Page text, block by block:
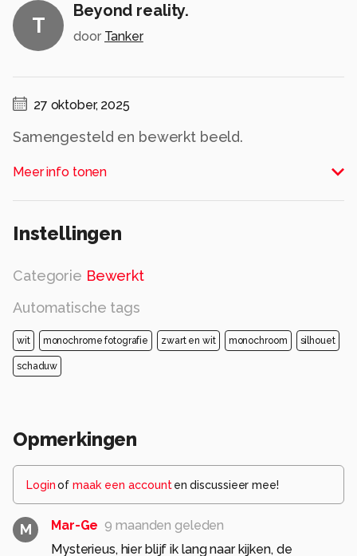
T
Beyond reality.
door Tanker
27 oktober, 2025
Samengesteld en bewerkt beeld.
Alle rechten voorbehouden
Meer info tonen
Instellingen
Categorie Bewerkt
Automatische tags
wit monochrome fotografie zwart en wit monochroom silhouet
schaduw
Opmerkingen
Loginof maak een account en discussieer mee!
M Mar-Ge 9 maanden geleden
Mysterieus, hier blijf ik lang naar kijken, de